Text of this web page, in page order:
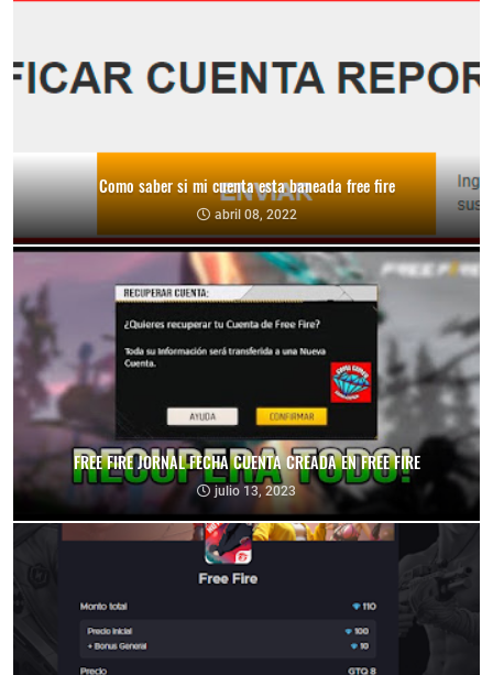
Como saber si mi cuenta esta baneada free fire
abril 08, 2022
FREE FIRE JORNAL FECHA CUENTA CREADA EN FREE FIRE
julio 13, 2023